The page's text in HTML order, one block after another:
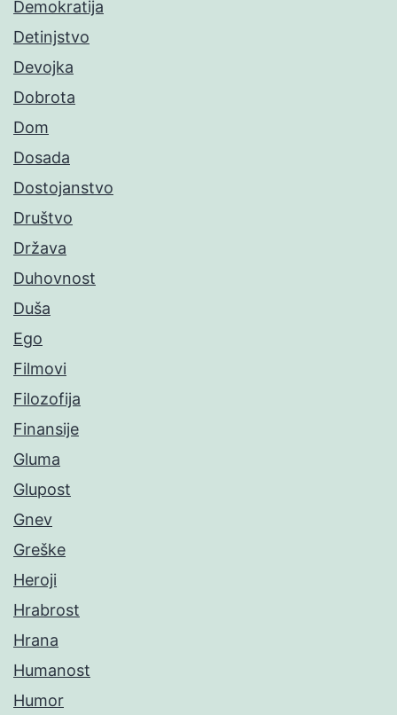
Demokratija
Detinjstvo
Devojka
Dobrota
Dom
Dosada
Dostojanstvo
Društvo
Država
Duhovnost
Duša
Ego
Filmovi
Filozofija
Finansije
Gluma
Glupost
Gnev
Greške
Heroji
Hrabrost
Hrana
Humanost
Humor